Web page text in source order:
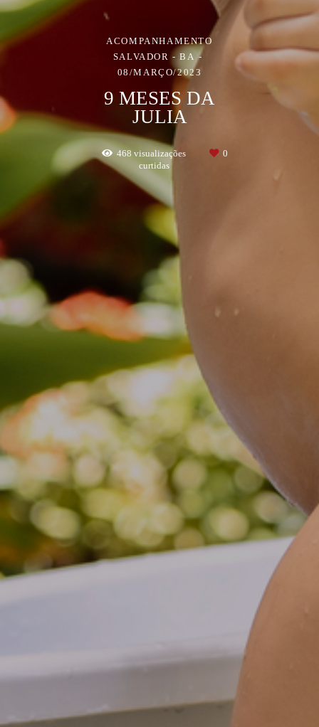
ACOMPANHAMENTO
SALVADOR - BA
08/MARÇO/2023
9 MESES DA
JULIA
468 visualizações
0
curtidas